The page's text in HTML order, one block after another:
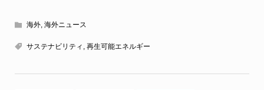
海外, 海外ニュース
サステナビリティ 再生可能エネルギー